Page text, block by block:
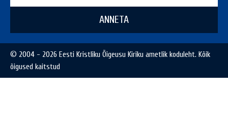
ANNETA
© 2004 - 2026 Eesti Kristliku Õigeusu Kiriku ametlik koduleht. Kõik
õigused kaitstud